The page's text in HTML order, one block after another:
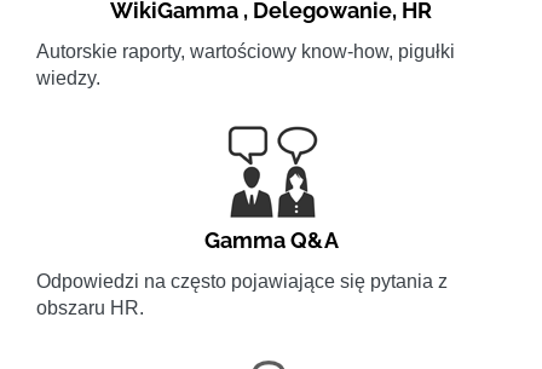
WikiGamma , Delegowanie, HR
Autorskie raporty, wartościowy know-how, pigułki
wiedzy.
Gamma Q&A
Odpowiedzi na często pojawiające się pytania z
obszaru HR.